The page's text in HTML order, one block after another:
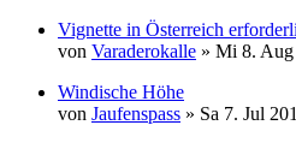
Vignette in Österreich
von Varaderokalle » Mi 8. Aug
Windische Höhe
von Jaufenspass » Sa 7. Jul